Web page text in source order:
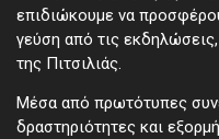
επιδιώκουμε να
γεύση από τις
της Πιτσιλιάς.
Μέσα από πρωτότυπες
δραστηριότητες και